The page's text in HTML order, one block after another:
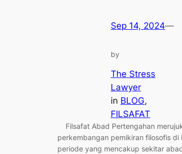
Sep 14, 2024—
by
The Stress
Lawyer
in BLOG
FILSAFAT
Filsafat Abad Pertengahan
perkembangan pemikiran filosofis di
periode yang mencakup sekitar